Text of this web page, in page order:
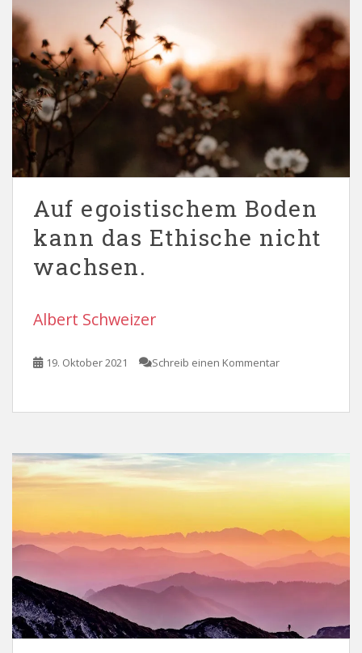
Auf egoistischem Boden
kann das Ethische nicht
wachsen.
Albert Schweizer
19. Oktober 2021 Schreib einen Kommentar